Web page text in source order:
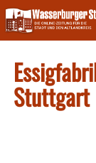
Skip
to
content
Stuttgart